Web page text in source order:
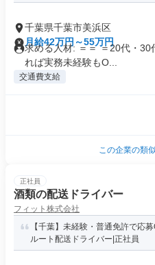
千葉県千葉市美浜区
月給42万円～55万円
求める人材: ＝＝ ＝20代・30
れば実務未経験もO...
交通費支給
この企業の類
正社員
酒類の配送ドライバー
フィット株式会社
【千葉】未経験・普通免許で応
ルート配送ドライバー|正社員